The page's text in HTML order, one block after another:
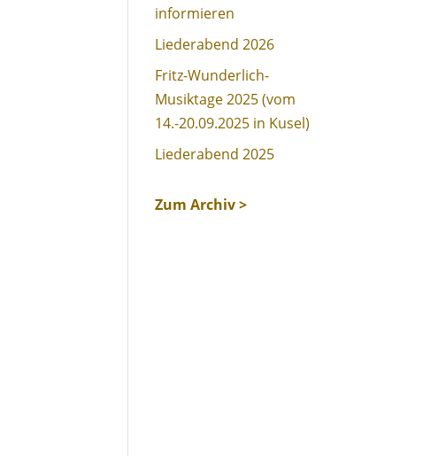
informieren
Liederabend 2026
Fritz-Wunderlich-
Musiktage 2025 (vom
14.-20.09.2025 in Kusel)
Liederabend 2025
Zum Archiv >